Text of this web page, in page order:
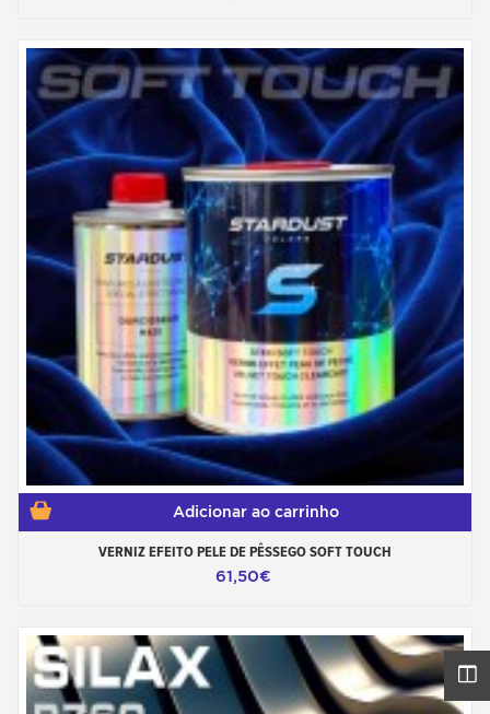
Adicionar ao carrinho
VERNIZ EFEITO PELE DE PÊSSEGO SOFT TOUCH
61,50€